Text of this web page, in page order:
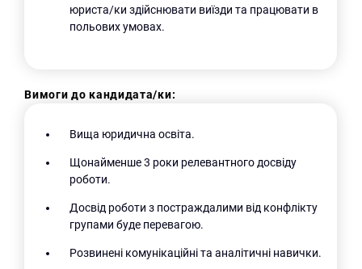
юриста/ки здійснювати виїзди та працювати в
польових умовах.
Вимоги до кандидата/ки:
Вища юридична освіта.
Щонайменше 3 роки релевантного досвіду
роботи.
Досвід роботи з постраждалими від конфлікту
групами буде перевагою.
Розвинені комунікаційні та аналітичні навички.